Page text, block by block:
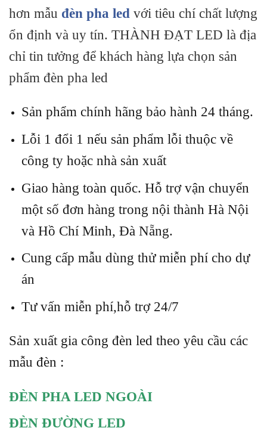
hơn mẫu đèn pha led với tiêu chí chất lượng
ổn định và uy tín. THÀNH ĐẠT LED là địa
chỉ tin tưởng để khách hàng lựa chọn sản
phẩm đèn pha led
Sản phẩm chính hãng bảo hành 24 tháng.
Lỗi 1 đổi 1 nếu sản phẩm lỗi thuộc về
công ty hoặc nhà sản xuất
Giao hàng toàn quốc. Hỗ trợ vận chuyển
một số đơn hàng trong nội thành Hà Nội
và Hồ Chí Minh, Đà Nẵng.
Cung cấp mẫu dùng thử miễn phí cho dự
án
Tư vấn miễn phí,hỗ trợ 24/7
Sản xuất gia công đèn led theo yêu cầu các
mẫu đèn :
ĐÈN PHA LED NGOÀI
ĐÈN ĐƯỜNG LED